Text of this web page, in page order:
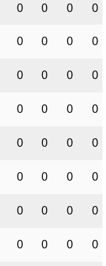
0 0 0 0
0 0 0 0
0 0 0 0
0 0 0 0
0 0 0 0
0 0 0 0
0 0 0 0
0 0 0 0